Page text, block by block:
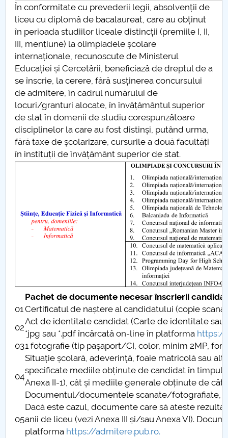
În conformitate cu prevederii legii, absolvenții de
liceu cu diplomă de bacalaureat, care au obținut
în perioada studiilor liceale distincții (premiile I, II,
III, mențiune) la olimpiadele școlare
internaționale, recunoscute de Ministerul
Educației și Cercetării, beneficiază de dreptul de a
se înscrie, la cerere, fără susținerea concursului
de admitere, în cadrul numărului de
locuri/granturi alocate, în învățământul superior
de stat în domenii de studiu corespunzătoare
disciplinelor la care au fost distinși, putând urma,
fără taxe de școlarizare, cursurile a două facultăți
în instituții de învățământ superior de stat.
Pachet de documente necesar înscrierii
01Certificatul de naștere al candidatului (copie
02
Act de identitate candidat (Carte de identitate
*jpg sau *.pdf încărcată on-line în platforma https://
031 fotografie (tip pașaport/CI, color, minim 2MP,
04
Situație școlară, adeverință, foaie matricolă sau
specificate mediile obținute de candidat în timpul
Anexa II-1), cât și mediile generale obținute de
Documentul/documentele scanate/fotografiate,
05
Dacă este cazul, documente care să ateste
anii de liceu (vezi Anexa III și/sau Anexa VI).
platforma https://admitere.pub.ro.